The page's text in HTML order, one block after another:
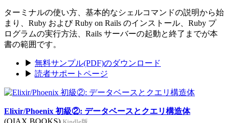
ターミナルの使い方、基本的なシェルコマンドの説明から始
まり、Ruby および Ruby on Rails のインストール、Ruby プ
ログラムの実行方法、Rails サーバーの起動と終了までが本
書の範囲です。
▶ 無料サンプル(PDF)のダウンロード
▶ 読者サポートページ
Elixir/Phoenix 初級②: データベースとクエリ構造体
(OIAX BOOKS)